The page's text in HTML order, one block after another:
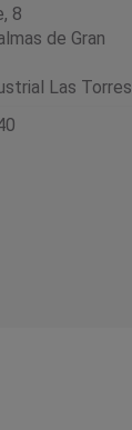
8
de Gran
Las Torres